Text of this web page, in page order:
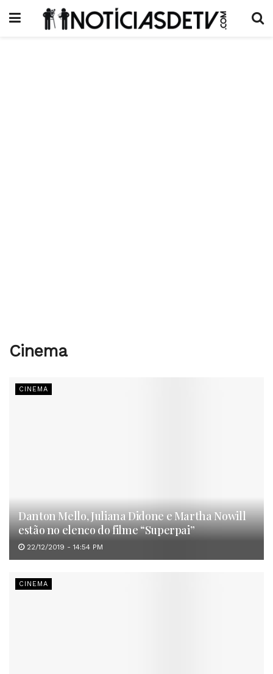
Cinema
CINEMA
Danton Mello, Juliana Didone e Martha Nowill
estão no elenco do filme “Superpai”
22/12/2019 - 14:54 PM
CINEMA